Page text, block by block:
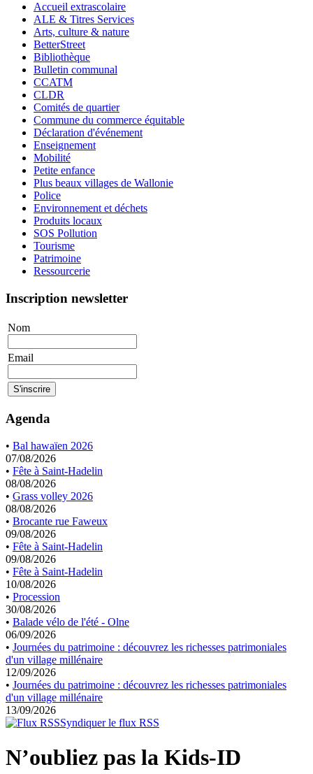
Accueil extrascolaire
ALE & Titres Services
Arts, culture & nature
BetterStreet
Bibliothèque
Bulletin communal
CCATM
CLDR
Comités de quartier
Commune du commerce équitable
Déclaration d'événement
Enseignement
Mobilité
Petite enfance
Plus beaux villages de Wallonie
Police
Environnement et déchets
Produits locaux
SOS Pollution
Tourisme
Patrimoine
Ressourcerie
Inscription newsletter
Nom
Email
Agenda
• Bal hawaïen 2026
07/08/2026
• Fête à Saint-Hadelin
08/08/2026
• Grass volley 2026
08/08/2026
• Brocante rue Faweux
09/08/2026
• Fête à Saint-Hadelin
09/08/2026
• Fête à Saint-Hadelin
10/08/2026
• Procession
30/08/2026
• Balade vélo de l'été - Olne
06/09/2026
• Journées du patrimoine : découvrez les richesses patrimoniales
d'un village millénaire
12/09/2026
• Journées du patrimoine : découvrez les richesses patrimoniales
d'un village millénaire
13/09/2026
Syndiquer le flux RSS
N’oubliez pas la Kids-ID